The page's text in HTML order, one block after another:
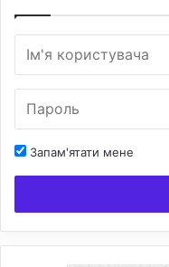
Запам'ятати мене